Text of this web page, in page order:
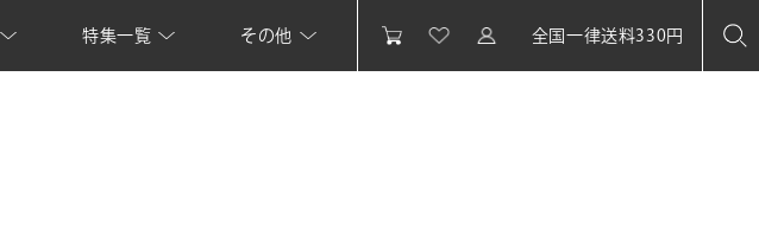
特集一覧 その他 全国一律送料330円